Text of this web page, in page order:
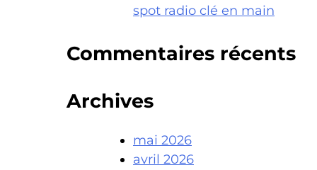
spot radio clé en main
Commentaires récents
Archives
mai 2026
avril 2026